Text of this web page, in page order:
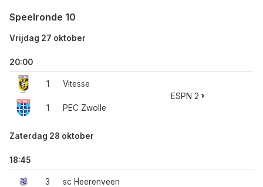
Speelronde 10
Vrijdag 27 oktober
20:00
1
1
Vitesse
PEC Zwolle
ESPN 2
Zaterdag 28 oktober
18:45
3 sc Heerenveen